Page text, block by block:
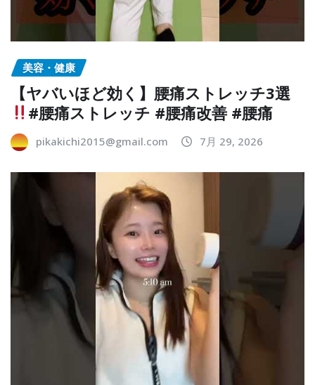
美容・健康
【ヤバいほど効く】腰痛ストレッチ3選
#腰痛ストレッチ #腰痛改善 #腰痛
pikakichi2015@gmail.com 7月 29, 2026